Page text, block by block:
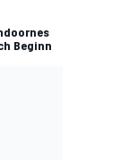
Beginn